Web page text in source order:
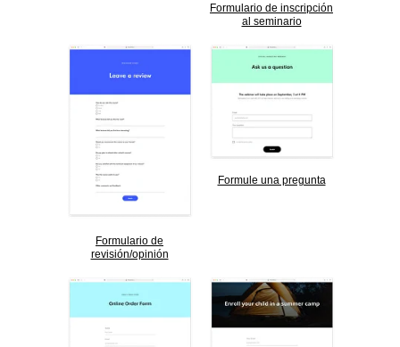
Formulario de inscripción
al seminario
Formule una pregunta
Formulario de
revisión/opinión